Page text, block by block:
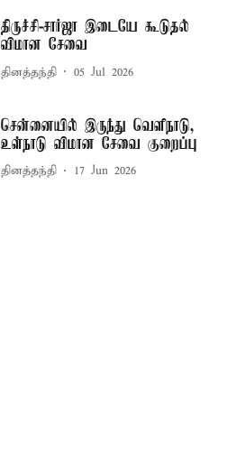
திருச்சி-சார்ஜா இடையே கூடுதல்
விமான சேவை
தினத்தந்தி 05 Jul 2026
சென்னையில் இருந்து வெளிநாடு,
உள்நாடு விமான சேவை குறைப்பு
தினத்தந்தி 17 Jun 2026